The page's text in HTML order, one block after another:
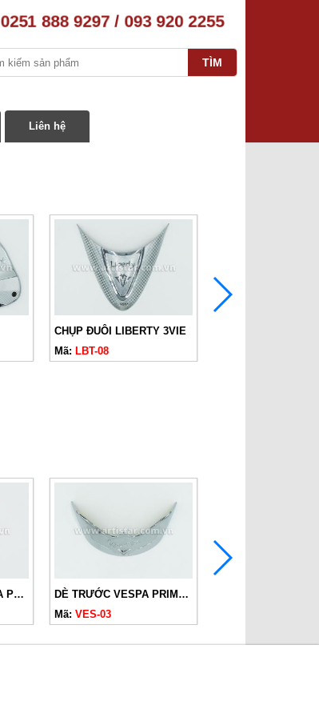
0251 888 9297 / 093 920 2255
Liên hệ
CHỤP ĐUÔI LIBERTY 3VIE
Mã: LBT-08
VIỀN ĐÈN SAU VESPA PRIMAVERA
DÈ TRƯỚC VESPA PRIMAVERA
Mã: VES-03